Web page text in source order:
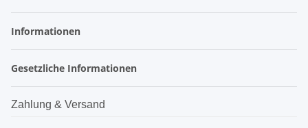
Informationen
Gesetzliche Informationen
Zahlung & Versand